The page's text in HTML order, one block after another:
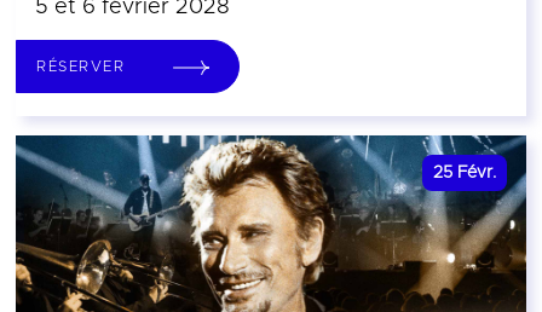
5 et 6 février 2028
RÉSERVER
25 Févr.